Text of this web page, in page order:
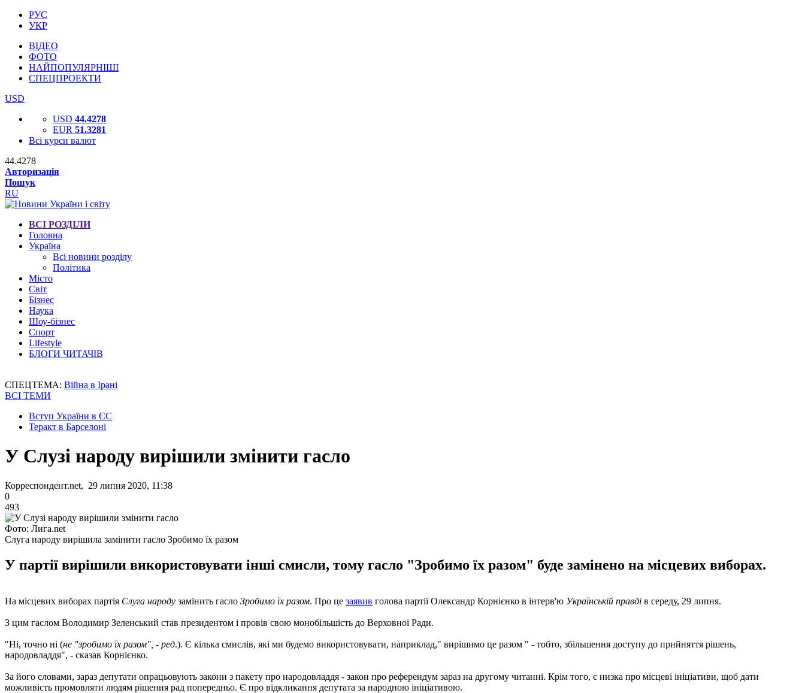
РУС
УКР
ВІДЕО
ФОТО
НАЙПОПУЛЯРНІШІ
СПЕЦПРОЕКТИ
USD
USD 44.4278
EUR 51.3281
Всі курси валют
44.4278
Авторизація
Пошук
RU
ВСІ РОЗДІЛИ
Головна
Україна
Всі новини розділу
Політика
Місто
Світ
Бізнес
Наука
Шоу-бізнес
Спорт
Lifestyle
БЛОГИ ЧИТАЧІВ
СПЕЦТЕМА: Війна в Ірані
ВСІ ТЕМИ
Вступ України в ЄС
Теракт в Барселоні
У Слузі народу вирішили змінити гасло
Корреспондент.net, 29 липня 2020, 11:38
0
493
Фото: Лига.net
Слуга народу вирішила замінити гасло Зробимо їх разом
У партії вирішили використовувати інші смисли, тому гасло "Зробимо їх разом" буде замінено на місцевих виборах.
На місцевих виборах партія Слуга народу замінить гасло Зробимо їх разом. Про це заявив голова партії Олександр Корнієнко в інтерв'ю Українській правді в середу, 29 липня.
З цим гаслом Володимир Зеленський став президентом і провів свою монобільшість до Верховної Ради.
"Ні, точно ні (не "зробимо їх разом", - ред.). Є кілька смислів, які ми будемо використовувати, наприклад," вирішимо це разом " - тобто, збільшення доступу до прийняття рішень,
народовладдя", - сказав Корнієнко.
За його словами, зараз депутати опрацьовують закони з пакету про народовладдя - закон про референдум зараз на другому читанні. Крім того, є низка про місцеві ініціативи, щоб дати
можливість промовляти людям рішення рад попередньо. Є про відкликання депутата за народною ініціативою.